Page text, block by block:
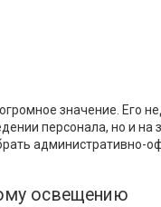
значение. Его
персонала, но и
освещению